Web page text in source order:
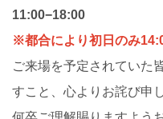
11:00−18:00
※都合により初日のみ
ご来場を予定されていた
すこと、心よりお詫び申